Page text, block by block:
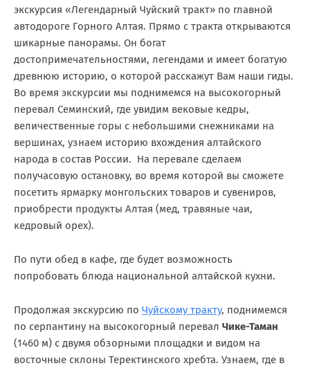
экскурсия «Легендарный Чуйский тракт» по главной
автодороге Горного Алтая. Прямо с тракта открываются
шикарные панорамы. Он богат
достопримечательностями, легендами и имеет богатую
древнюю историю, о которой расскажут Вам наши гиды.
Во время экскурсии мы поднимемся на высокогорный
перевал Семинский, где увидим вековые кедры,
величественные горы с небольшими снежниками на
вершинах, узнаем историю вхождения алтайского
народа в состав России. На перевале сделаем
получасовую остановку, во время которой вы сможете
посетить ярмарку монгольских товаров и сувениров,
приобрести продукты Алтая (мед, травяные чаи,
кедровый орех).
По пути обед в кафе, где будет возможность
попробовать блюда национальной алтайской кухни.
Продолжая экскурсию по Чуйскому тракту, поднимемся
по серпантину на высокогорный перевал Чике-Таман
(1460 м) с двумя обзорными площадки и видом на
восточные склоны Теректинского хребта. Узнаем, где в